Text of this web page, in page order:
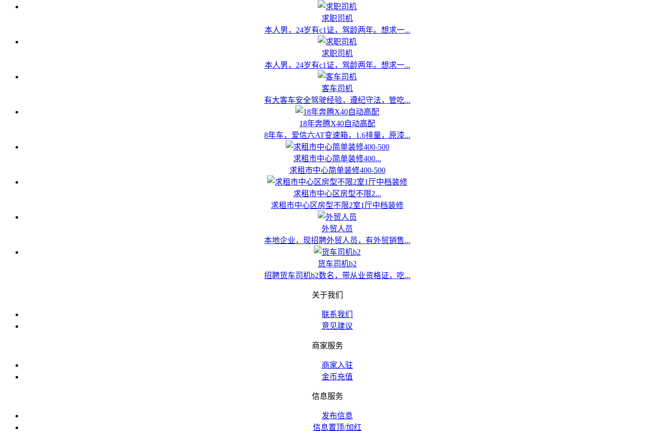
求职司机
本人男，24岁有c1证，驾龄两年。想求一...
求职司机
本人男，24岁有c1证，驾龄两年。想求一...
客车司机
有大客车安全驾驶经验，遵纪守法，管吃...
18年奔腾X40自动高配
8年车，爱信六AT变速箱，1.6排量，原漆...
求租市中心简单装修400...
求租市中心简单装修400-500
求租市中心区房型不限2...
求租市中心区房型不限2室1厅中档装修
外贸人员
本地企业，现招聘外贸人员，有外贸销售...
货车司机b2
招聘货车司机b2数名，带从业资格证，吃...
关于我们
联系我们
意见建议
商家服务
商家入驻
金币充值
信息服务
发布信息
信息置顶/加红